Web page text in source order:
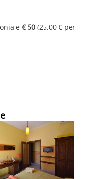
€ 50 (25.00 € per